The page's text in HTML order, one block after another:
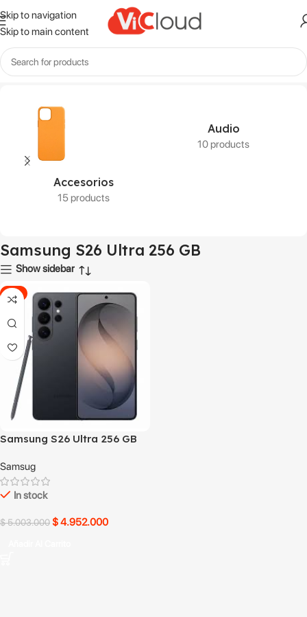
Skip to navigation
Skip to main content
Inicio Productos etiquetados “Samsung S26 Ultra 256 GB”
Accesorios
15 products
Audio
10 products
Samsung S26 Ultra 256 GB
Show sidebar
Samsung S26 Ultra 256 GB
Samsug
In stock
$5.003.000$4.952.000